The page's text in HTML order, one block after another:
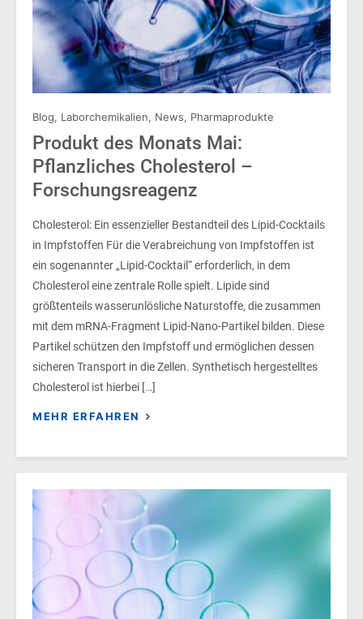
Blog, Laborchemikalien, News, Pharmaprodukte
Produkt des Monats Mai:
Pflanzliches Cholesterol –
Forschungsreagenz
Cholesterol: Ein essenzieller Bestandteil des Lipid-Cocktails
in Impfstoffen Für die Verabreichung von Impfstoffen ist
ein sogenannter „Lipid-Cocktail“ erforderlich, in dem
Cholesterol eine zentrale Rolle spielt. Lipide sind
größtenteils wasserunlösliche Naturstoffe, die zusammen
mit dem mRNA-Fragment Lipid-Nano-Partikel bilden. Diese
Partikel schützen den Impfstoff und ermöglichen dessen
sicheren Transport in die Zellen. Synthetisch hergestelltes
Cholesterol ist hierbei […]
MEHR ERFAHREN